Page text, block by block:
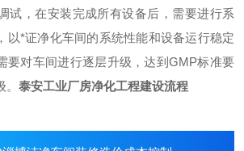
试 ，在安装完成所有设备后，需要进行系
以*证净化车间的系统性能和设备运行稳定
要对车间进行逐层升级，达到GMP标准要
泰安工业厂房净化工程建设流程